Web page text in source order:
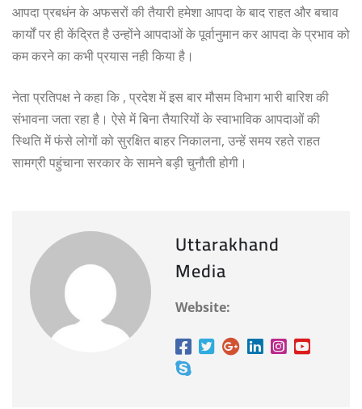
आपदा प्रबधंन के अफसरों की तैयारी हमेशा आपदा के बाद राहत और बचाव
कार्यों पर ही केंद्रित है उन्होंने आपदाओं के पूर्वानुमान कर आपदा के प्रभाव को
कम करने का कभी प्रयास नही किया है।
नेता प्रतिपक्ष ने कहा कि , प्रदेश में इस बार मौसम विभाग भारी बारिश की
संभावना जता रहा है। ऐसे में बिना तैयारियों के स्वाभाविक आपदाओं की
स्थिति में फंसे लोगों को सुरक्षित बाहर निकालना, उन्हें समय रहते राहत
सामग्री पहुंचाना सरकार के सामने बड़ी चुनौती होगी।
Uttarakhand
Media
Website: